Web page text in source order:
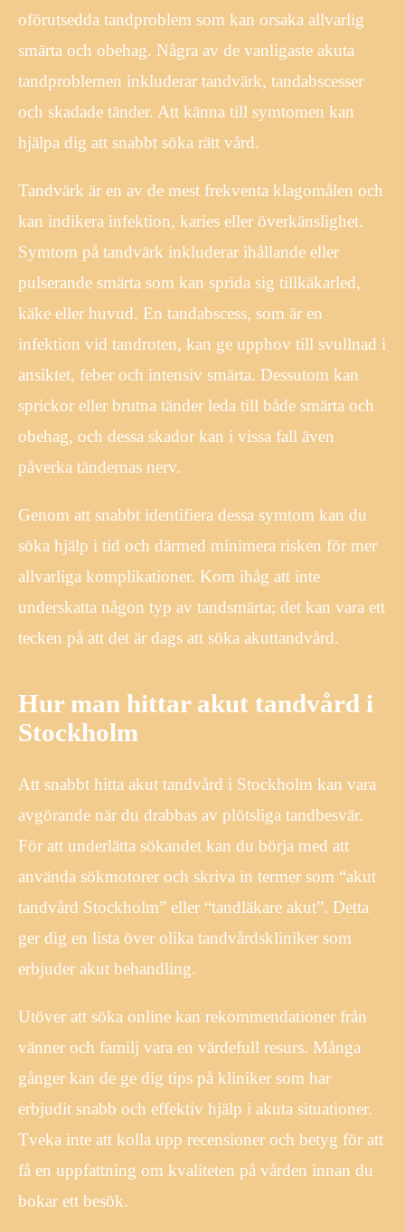
oförutsedda tandproblem som kan orsaka allvarlig
smärta och obehag. Några av de vanligaste akuta
tandproblemen inkluderar tandvärk, tandabscesser
och skadade tänder. Att känna till symtomen kan
hjälpa dig att snabbt söka rätt vård.
Tandvärk är en av de mest frekventa klagomålen och
kan indikera infektion, karies eller överkänslighet.
Symtom på tandvärk inkluderar ihållande eller
pulserande smärta som kan sprida sig tillkäkarled,
käke eller huvud. En tandabscess, som är en
infektion vid tandroten, kan ge upphov till svullnad i
ansiktet, feber och intensiv smärta. Dessutom kan
sprickor eller brutna tänder leda till både smärta och
obehag, och dessa skador kan i vissa fall även
påverka tändernas nerv.
Genom att snabbt identifiera dessa symtom kan du
söka hjälp i tid och därmed minimera risken för mer
allvarliga komplikationer. Kom ihåg att inte
underskatta någon typ av tandsmärta; det kan vara ett
tecken på att det är dags att söka akuttandvård.
Hur man hittar akut tandvård i
Stockholm
Att snabbt hitta akut tandvård i Stockholm kan vara
avgörande när du drabbas av plötsliga tandbesvär.
För att underlätta sökandet kan du börja med att
använda sökmotorer och skriva in termer som “akut
tandvård Stockholm” eller “tandläkare akut”. Detta
ger dig en lista över olika tandvårdskliniker som
erbjuder akut behandling.
Utöver att söka online kan rekommendationer från
vänner och familj vara en värdefull resurs. Många
gånger kan de ge dig tips på kliniker som har
erbjudit snabb och effektiv hjälp i akuta situationer.
Tveka inte att kolla upp recensioner och betyg för att
få en uppfattning om kvaliteten på vården innan du
bokar ett besök.